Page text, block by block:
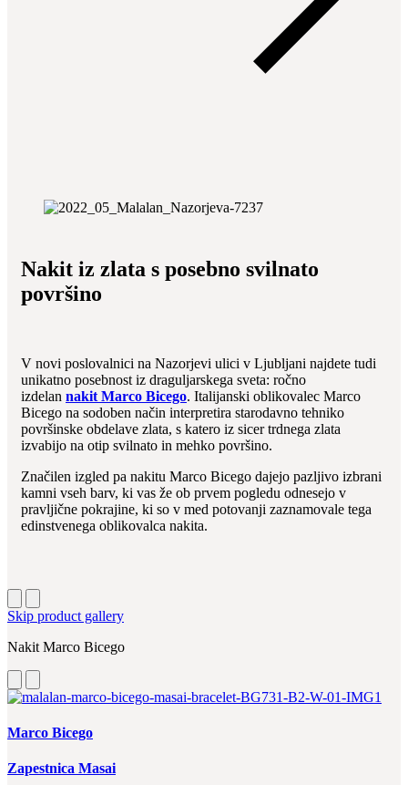
Nakit iz zlata s posebno svilnato
površino
V novi poslovalnici na Nazorjevi ulici v Ljubljani najdete tudi
unikatno posebnost iz draguljarskega sveta: ročno
izdelan nakit Marco Bicego. Italijanski oblikovalec Marco
Bicego na sodoben način interpretira starodavno tehniko
površinske obdelave zlata, s katero iz sicer trdnega zlata
izvabijo na otip svilnato in mehko površino.
Značilen izgled pa nakitu Marco Bicego dajejo pazljivo izbrani
kamni vseh barv, ki vas že ob prvem pogledu odnesejo v
pravljične pokrajine, ki so v med potovanji zaznamovale tega
edinstvenega oblikovalca nakita.
Skip product gallery
Nakit Marco Bicego
Marco Bicego
Zapestnica Masai